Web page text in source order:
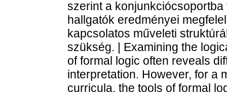
szerint a
hallgatók eredményei
kapcsolatos műveleti
szükség. | Examining the
of formal logic often reveals
interpretation. However, for a
curricula, the tools of formal